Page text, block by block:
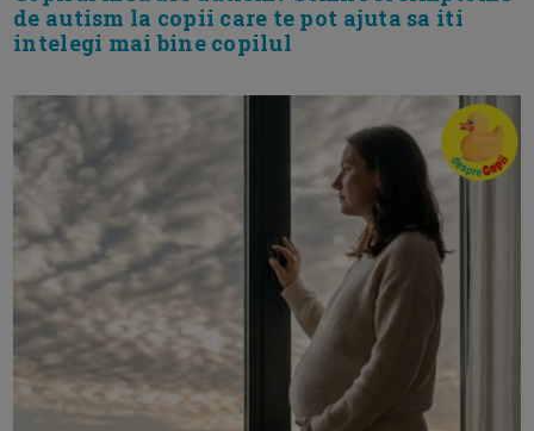
de autism la copii care te pot ajuta sa iti
intelegi mai bine copilul